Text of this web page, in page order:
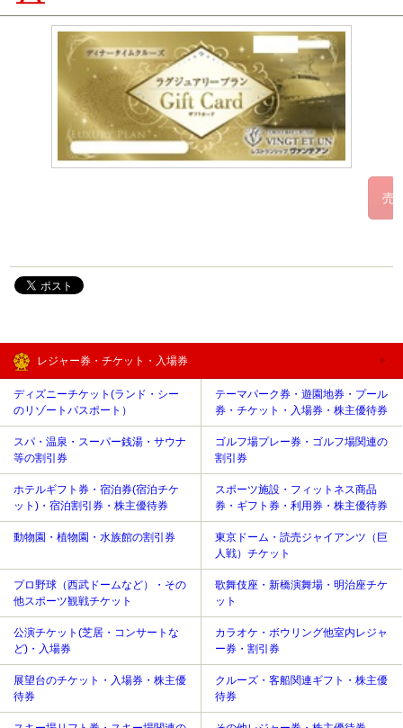
レジャー券・チケット・入場券
ディズニーチケット(ランド・シー
のリゾートパスポート）
テーマパーク券・遊園地券・プール
券・チケット・入場券・株主優待券
スパ・温泉・スーパー銭湯・サウナ
等の割引券
ゴルフ場プレー券・ゴルフ場関連の
割引券
ホテルギフト券・宿泊券(宿泊チケ
ット)・宿泊割引券・株主優待券
スポーツ施設・フィットネス商品
券・ギフト券・利用券・株主優待券
動物園・植物園・水族館の割引券
東京ドーム・読売ジャイアンツ（巨
人戦）チケット
プロ野球（西武ドームなど）・その
他スポーツ観戦チケット
歌舞伎座・新橋演舞場・明治座チケ
ット
公演チケット(芝居・コンサートな
ど)・入場券
カラオケ・ボウリング他室内レジャ
ー券・割引券
展望台のチケット・入場券・株主優
待券
クルーズ・客船関連ギフト・株主優
待券